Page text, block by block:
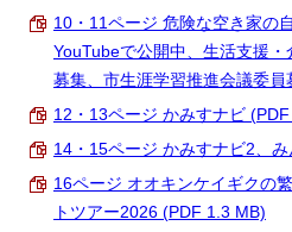
10・11ページ 危険な空き家の
YouTubeで公開中、生活支援
募集、市生涯学習推進会議委
12・13ページ かみすナビ
14・15ページ かみすナビ2、
16ページ オオキンケイギクの
トツアー2026 (PDF 1.3 MB)